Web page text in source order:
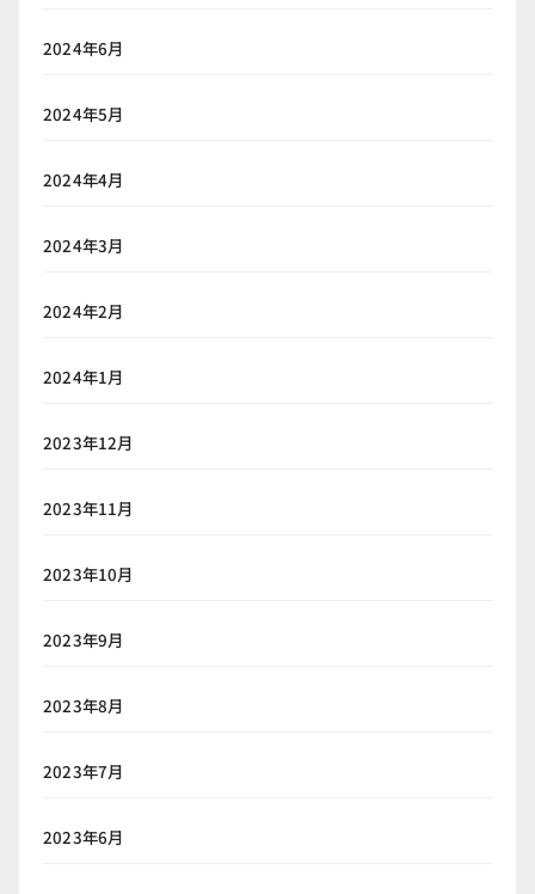
2024年6月
2024年5月
2024年4月
2024年3月
2024年2月
2024年1月
2023年12月
2023年11月
2023年10月
2023年9月
2023年8月
2023年7月
2023年6月